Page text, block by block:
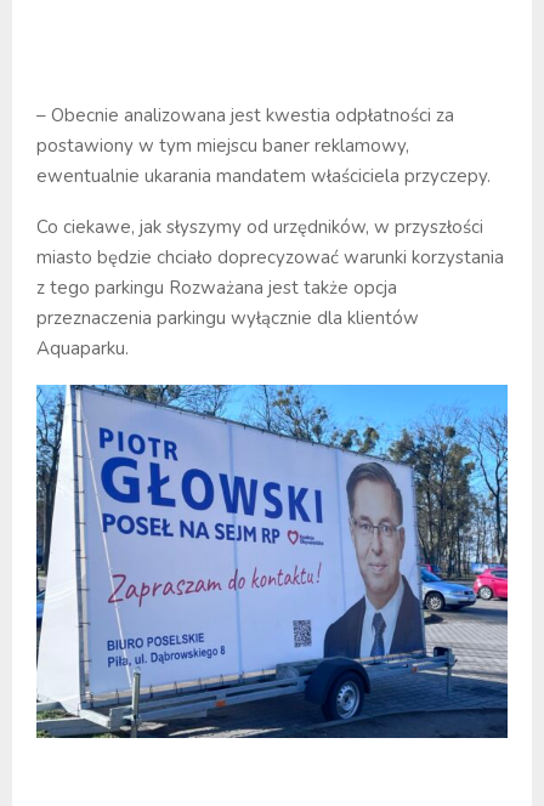
– Obecnie analizowana jest kwestia odpłatności za
postawiony w tym miejscu baner reklamowy,
ewentualnie ukarania mandatem właściciela przyczepy.
Co ciekawe, jak słyszymy od urzędników, w przyszłości
miasto będzie chciało doprecyzować warunki korzystania
z tego parkingu Rozważana jest także opcja
przeznaczenia parkingu wyłącznie dla klientów
Aquaparku.